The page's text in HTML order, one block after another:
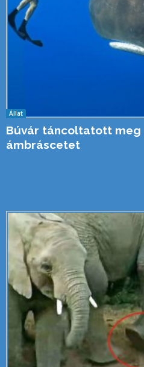
Állat
Búvár táncoltatott meg
ámbráscetet